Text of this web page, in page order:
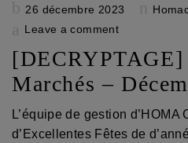
Posted
26 décembre 2023
Leave a comment
Marchés –
L’équipe de gestion
d’Excellentes Fêtes de